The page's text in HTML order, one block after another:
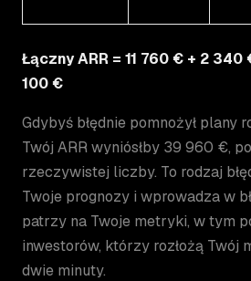
Łączny ARR = 11 760 € + 2 340
100 €
Gdybyś błędnie pomnożył plany
Twój ARR wyniósłby 39 960 €,
rzeczywistej liczby. To rodzaj
Twoje prognozy i wprowadza w
patrzy na Twoje metryki, w tym
inwestorów, którzy rozłożą Twój
dwie minuty.